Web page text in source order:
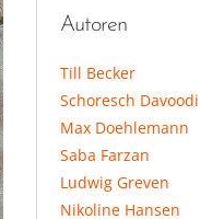
Autoren
Till Becker
Schoresch Davoodi
Max Doehlemann
Saba Farzan
Ludwig Greven
Nikoline Hansen